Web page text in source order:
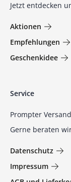
Jetzt entdecken
Aktionen
Empfehlungen
Geschenkidee
Service
Prompter Versand
Gerne beraten
Datenschutz
Impressum